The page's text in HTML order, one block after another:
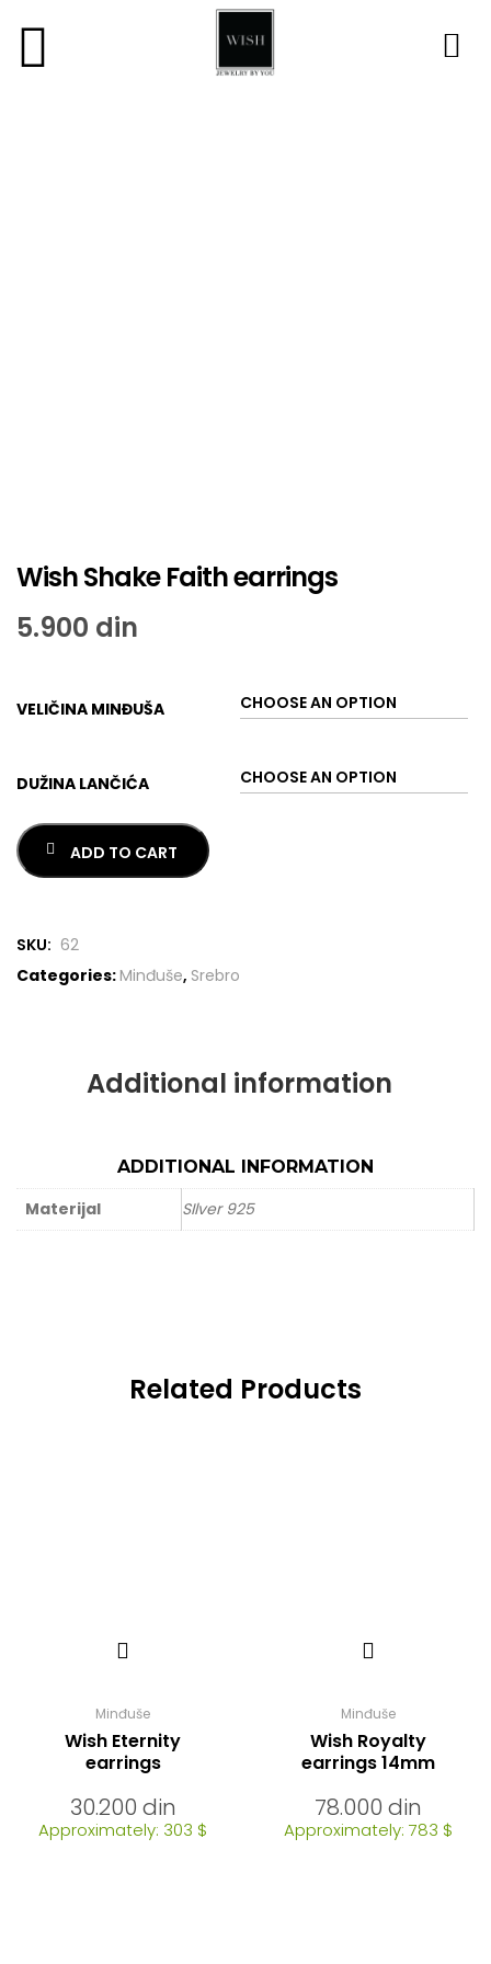
Wish Shake Faith earrings
5.900 din
VELIČINA MINĐUŠA
DUŽINA LANČIĆA
ADD TO CART
SKU: 62
Categories:Minđuše, Srebro
Additional information
ADDITIONAL INFORMATION
Materijal SIlver 925
Related Products
Minđuše
Wish Eternity
earrings
30.200 din
Approximately: 303 $
Minđuše
Wish Royalty
earrings 14mm
78.000 din
Approximately: 783 $